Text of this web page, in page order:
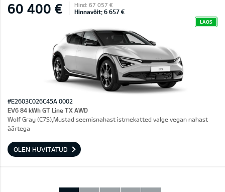
60 400 € Hind: 67 057 €
Hinnavõit: 6 657 €
LAOS
#E2603C026C45A 0002
EV6 84 kWh GT Line TX AWD
Wolf Gray (C7S),Mustad seemisnahast istmekatted valge vegan nahast
äärtega
OLEN HUVITATUD